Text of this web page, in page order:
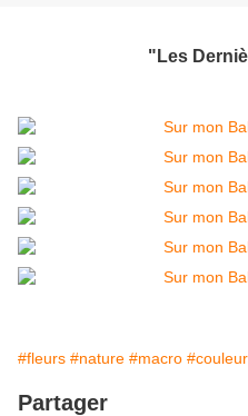
"Les
#fleurs #nature #macro
Partager